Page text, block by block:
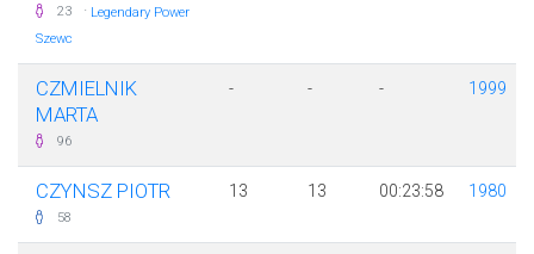
23 · Legendary Power
Szewc
CZMIELNIK
MARTA
96
- - - 1999
CZYNSZ PIOTR
58
13 13 00:23:58 1980